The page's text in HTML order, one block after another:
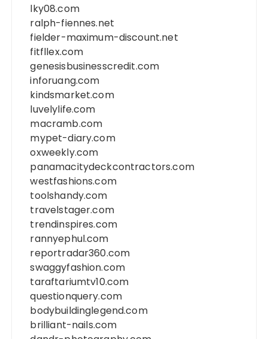
lky08.com
ralph-fiennes.net
fielder-maximum-discount.net
fitfllex.com
genesisbusinesscredit.com
inforuang.com
kindsmarket.com
luvelylife.com
macramb.com
mypet-diary.com
oxweekly.com
panamacitydeckcontractors.com
westfashions.com
toolshandy.com
travelstager.com
trendinspires.com
rannyephul.com
reportradar360.com
swaggyfashion.com
taraftariumtv10.com
questionquery.com
bodybuildinglegend.com
brilliant-nails.com